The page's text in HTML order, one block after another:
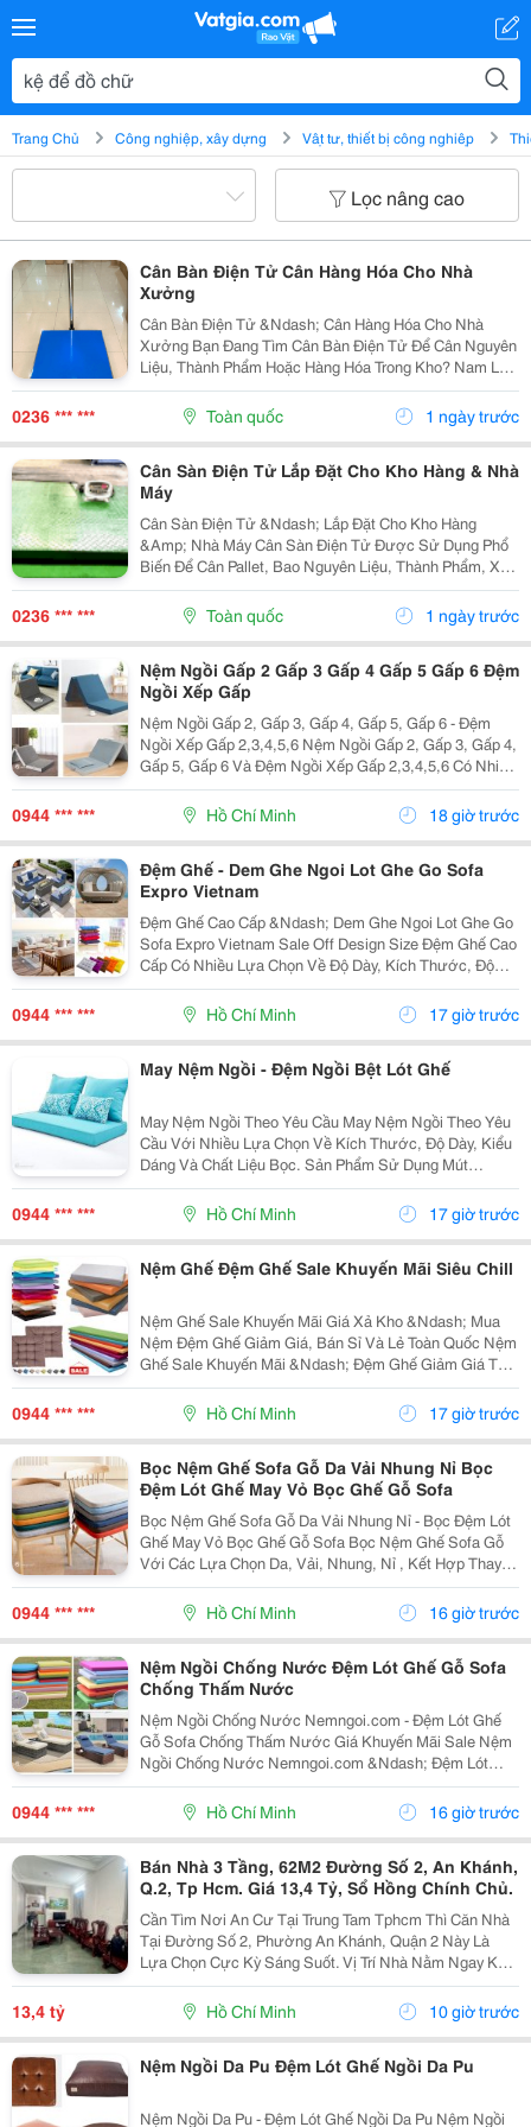
Trang Chủ Công nghiệp, xây dựng Vật tư, thiết bị công nghiệp
Lọc nâng cao
Cân Bàn Điện Tử Cân Hàng Hóa Cho Nhà
Xưởng
Cân Bàn Điện Tử &Ndash; Cân Hàng Hóa Cho Nhà
Xưởng Bạn Đang Tìm Cân Bàn Điện Tử Để Cân Nguyên
Liệu, Thành Phẩm Hoặc Hàng Hóa Trong Kho? Nam Lộc
Cung Cấp Các Dòng Cân Bàn Với Nhiều Lựa Chọn Về
Tải Trọng Và Kích Thước, Phù Hợp Từ Cửa Hàng Đến
0236 *** *** Toàn quốc 1 ngày trước
Cân Sàn Điện Tử Lắp Đặt Cho Kho Hàng & Nhà
Máy
Cân Sàn Điện Tử &Ndash; Lắp Đặt Cho Kho Hàng
&Amp; Nhà Máy Cân Sàn Điện Tử Được Sử Dụng Phổ
Biến Để Cân Pallet, Bao Nguyên Liệu, Thành Phẩm, Xe
Đẩy Và Hàng Hóa Trong Nhà Máy, Kho Bãi. Nam Lộc
Nhận Cung Cấp Và Lắp Đặt Cân Sàn Theo Kích Thước,
0236 *** *** Toàn quốc 1 ngày trước
Nệm Ngồi Gấp 2 Gấp 3 Gấp 4 Gấp 5 Gấp 6 Đệm
Ngồi Xếp Gấp
Nệm Ngồi Gấp 2, Gấp 3, Gấp 4, Gấp 5, Gấp 6 - Đệm
Ngồi Xếp Gấp 2,3,4,5,6 Nệm Ngồi Gấp 2, Gấp 3, Gấp 4,
Gấp 5, Gấp 6 Và Đệm Ngồi Xếp Gấp 2,3,4,5,6 Có Nhiều
Lựa Chọn Về Số Khúc Gấp, Kích Thước, Độ Dày, Ruột
Nệm Và Vỏ Bọc. Sản Phẩm Đang Có Ưu Đãi,...
0944 *** *** Hồ Chí Minh 18 giờ trước
Đệm Ghế - Dem Ghe Ngoi Lot Ghe Go Sofa
Expro Vietnam
Đệm Ghế Cao Cấp &Ndash; Dem Ghe Ngoi Lot Ghe Go
Sofa Expro Vietnam Sale Off Design Size Đệm Ghế Cao
Cấp Có Nhiều Lựa Chọn Về Độ Dày, Kích Thước, Độ
Đàn Hồi Và Chất Liệu, Giúp Người Mua Dễ Chọn Sản
Phẩm Phù Hợp Nhu Cầu. Các Mẫu Đệm Ghế Ngồi, Đệm
0944 *** *** Hồ Chí Minh 17 giờ trước
May Nệm Ngồi - Đệm Ngồi Bệt Lót Ghế
May Nệm Ngồi Theo Yêu Cầu May Nệm Ngồi Theo Yêu
Cầu Với Nhiều Lựa Chọn Về Kích Thước, Độ Dày, Kiểu
Dáng Và Chất Liệu Bọc. Sản Phẩm Sử Dụng Mút
Europan Đàn Hồi Cao , Kết Hợp Da, Vải Bố, Canvas,
Linen, Nhung Và Nỉ. Hiện Có Ưu Đãi, Khuyến Mãi Và
Chiết...
0944 *** *** Hồ Chí Minh 17 giờ trước
Nệm Ghế Đệm Ghế Sale Khuyến Mãi Siêu Chill
Nệm Ghế Sale Khuyến Mãi Giá Xả Kho &Ndash; Mua
Nệm Đệm Ghế Giảm Giá, Bán Sỉ Và Lẻ Toàn Quốc Nệm
Ghế Sale Khuyến Mãi &Ndash; Đệm Ghế Giảm Giá Tại
Nemngoi.com Gồm Nhiều Mẫu, Kích Thước Và Lựa
Chọn Sản Phẩm Đang Được Áp Dụng Ưu Đãi, Khuyến
Mãi Và Chiết...
0944 *** *** Hồ Chí Minh 17 giờ trước
Bọc Nệm Ghế Sofa Gỗ Da Vải Nhung Nỉ Bọc
Đệm Lót Ghế May Vỏ Bọc Ghế Gỗ Sofa
Bọc Nệm Ghế Sofa Gỗ Da Vải Nhung Nỉ - Bọc Đệm Lót
Ghế May Vỏ Bọc Ghế Gỗ Sofa Bọc Nệm Ghế Sofa Gỗ
Với Các Lựa Chọn Da, Vải, Nhung, Nỉ , Kết Hợp Thay
Mút Và May Vỏ Bọc Ghế Gỗ Sofa Theo Kích Thước Phù
Hợp. Nhiều Chất Liệu, Màu Sắc Và Độ Dày Để Lựa...
0944 *** *** Hồ Chí Minh 16 giờ trước
Nệm Ngồi Chống Nước Đệm Lót Ghế Gỗ Sofa
Chống Thấm Nước
Nệm Ngồi Chống Nước Nemngoi.com - Đệm Lót Ghế
Gỗ Sofa Chống Thấm Nước Giá Khuyến Mãi Sale Nệm
Ngồi Chống Nước Nemngoi.com &Ndash; Đệm Lót
Ghế Gỗ Sofa Chống Thấm Nước Có Nhiều Độ Dày, Kích
Thước, Màu Sắc Và Chất Liệu Để Người Mua Dễ Chọn
Đúng Sản...
0944 *** *** Hồ Chí Minh 16 giờ trước
Bán Nhà 3 Tầng, 62M2 Đường Số 2, An Khánh,
Q.2, Tp Hcm. Giá 13,4 Tỷ, Sổ Hồng Chính Chủ.
Cần Tìm Nơi An Cư Tại Trung Tam Tphcm Thì Căn Nhà
Tại Đường Số 2, Phường An Khánh, Quận 2 Này Là
Lựa Chọn Cực Kỳ Sáng Suốt. Vị Trí Nhà Nằm Ngay Khu
Trung Tâm An Khánh, Khu Vực Lõi Của Thành Phố Thủ
Đức. Với Diện Tích 62M2, Kích Thước 4.1M X 15M,...
13,4 tỷ Hồ Chí Minh 10 giờ trước
Nệm Ngồi Da Pu Đệm Lót Ghế Ngồi Da Pu
Nệm Ngồi Da Pu - Đệm Lót Ghế Ngồi Da Pu Nệm Ngồi